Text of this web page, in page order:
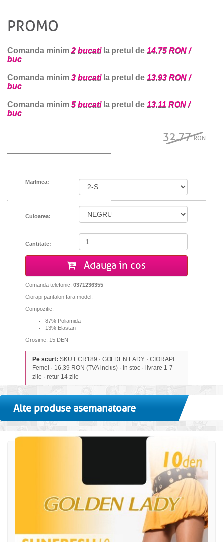
PROMO
Comanda minim 2 bucatila pretul de 14.75 RON /
buc
Comanda minim 3 bucatila pretul de 13.93 RON /
buc
Comanda minim 5 bucatila pretul de 13.11 RON /
buc
32.77RON
Marimea:
Culoarea:
Cantitate:
Adauga in cos
Comanda telefonic: 0371236355
Ciorapi pantalon fara model.
Compozitie:
87% Poliamida
13% Elastan
Grosime: 15 DEN
Pe scurt: SKU ECR189 · GOLDEN LADY · CIORAPI
Femei · 16,39 RON (TVA inclus) · In stoc · livrare 1-7
zile · retur 14 zile
Alte produse asemanatoare